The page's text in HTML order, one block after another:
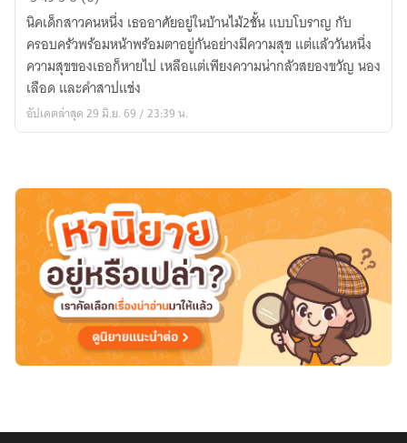
นี้
มี
เลือด
เล่า
นิคเด็กสาวคนหนึ่ง เธออาศัยอยู่ในบ้านไม้2ชั้น แบบโบราญ กับ
ครอบครัวพร้อมหน้าพร้อมตาอยู่กันอย่างมีความสุข แต่แล้ววันหนึ่ง
ความสุขของเธอก็หายไป เหลือแต่เพียงความน่ากลัวสยองขวัญ นอง
เลือด และคำสาปแช่ง
อัปเดตล่าสุด 29 มิ.ย. 69 / 23:39 น.